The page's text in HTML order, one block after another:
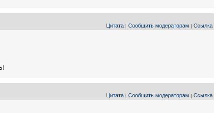
Цитата | Сообщить модераторам | Ссылка
Цитата | Сообщить модераторам | Ссылка